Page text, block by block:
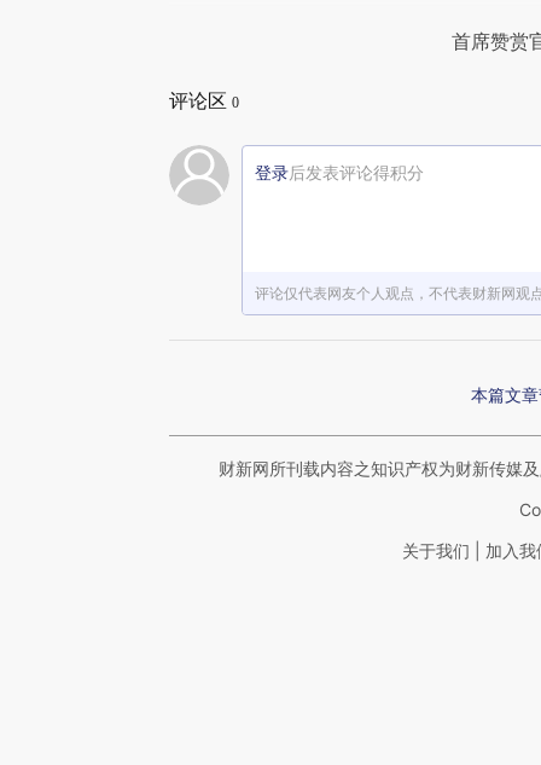
首席赞赏
评论区 0
登录后发表评论得积分
评论仅代表网友个人观点，不代表财新网观
本篇文
财新网所刊载内容之知识产权为财新传媒
关于我们 加入我